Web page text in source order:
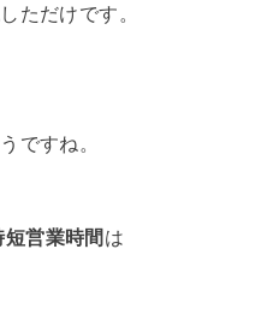
ただけです。
ですね。
短営業時間 は